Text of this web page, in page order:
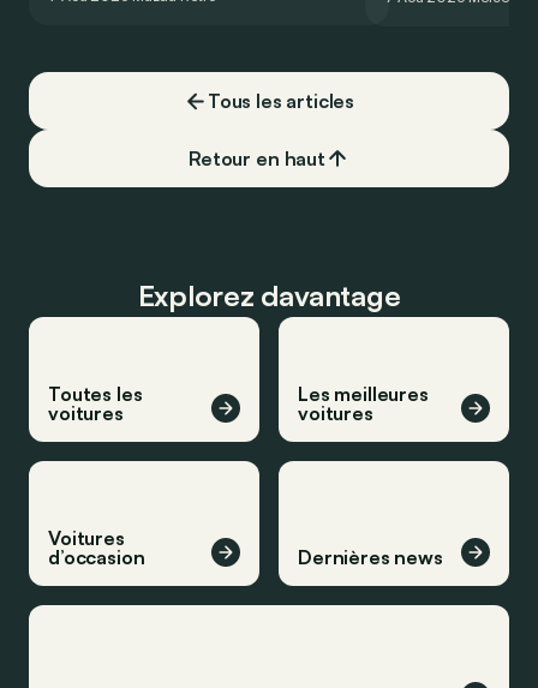
de la plus belle des manières…
moins…
Tous les articles
Retour en haut
Explorez davantage
Toutes les
voitures
Les meilleures
voitures
Voitures
d’occasion
Dernières news